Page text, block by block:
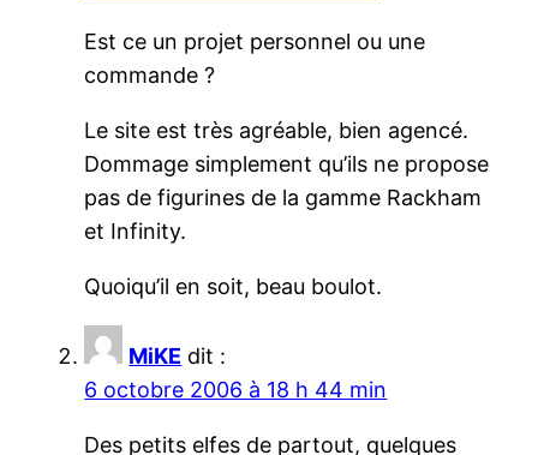
Est ce un projet personnel ou une
commande ?
Le site est très agréable, bien agencé.
Dommage simplement qu’ils ne propose
pas de figurines de la gamme Rackham
et Infinity.
Quoiqu’il en soit, beau boulot.
MiKE dit :
6 octobre 2006 à 18 h 44 min
Des petits elfes de partout, quelques